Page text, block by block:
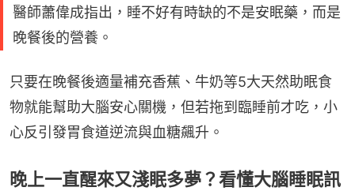
醫師蕭偉成指出，睡不好有時缺的不是安眠藥，而是
晚餐後的營養。
只要在晚餐後適量補充香蕉、牛奶等5大天然助眠食
物就能幫助大腦安心關機，但若拖到臨睡前才吃，小
心反引發胃食道逆流與血糖飆升。
晚上一直醒來又淺眠多夢？看懂大腦睡眠訊